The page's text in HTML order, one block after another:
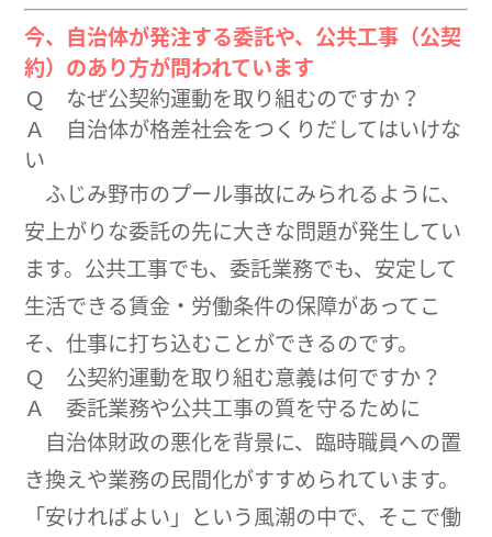
今、自治体が発注する委託や、公共工事（公契
約）のあり方が問われています
Ｑ なぜ公契約運動を取り組むのですか？
Ａ 自治体が格差社会をつくりだしてはいけな
い
ふじみ野市のプール事故にみられるように、
安上がりな委託の先に大きな問題が発生してい
ます。公共工事でも、委託業務でも、安定して
生活できる賃金・労働条件の保障があってこ
そ、仕事に打ち込むことができるのです。
Ｑ 公契約運動を取り組む意義は何ですか？
Ａ 委託業務や公共工事の質を守るために
自治体財政の悪化を背景に、臨時職員への置
き換えや業務の民間化がすすめられています。
「安ければよい」という風潮の中で、そこで働